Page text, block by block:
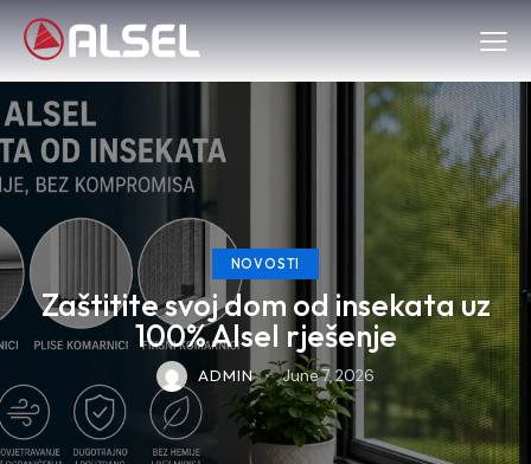
NOVOSTI
Zaštitite svoj dom od insekata uz
100% Alsel rješenje
ADMIN June 7, 2026